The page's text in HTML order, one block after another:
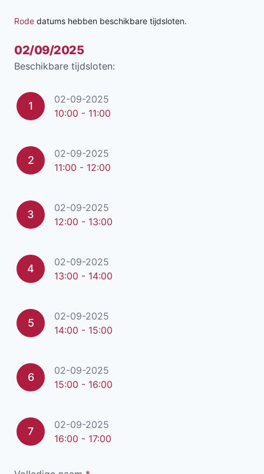
Rode datums hebben beschikbare tijdsloten.
02/09/2025
Beschikbare tijdsloten:
1
02-09-2025
10:00 - 11:00
2
02-09-2025
11:00 - 12:00
3
02-09-2025
12:00 - 13:00
4
02-09-2025
13:00 - 14:00
5
02-09-2025
14:00 - 15:00
6
02-09-2025
15:00 - 16:00
7
02-09-2025
16:00 - 17:00